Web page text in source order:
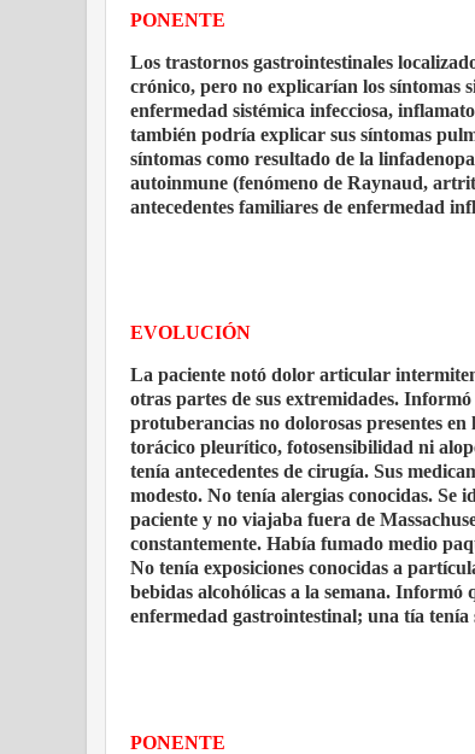
PONENTE
Los trastornos gastrointestinales
crónico, pero no explicarían los síntomas
enfermedad sistémica infecciosa,
también podría explicar sus síntomas
síntomas como resultado de la
autoinmune (fenómeno de Raynaud,
antecedentes familiares de enfermedad
EVOLUCIÓN
La paciente notó dolor articular
otras partes de sus extremidades.
protuberancias no dolorosas presentes en
torácico pleurítico, fotosensibilidad ni
tenía antecedentes de cirugía. Sus
modesto. No tenía alergias conocidas. Se
paciente y no viajaba fuera de
constantemente. Había fumado medio
No tenía exposiciones conocidas a
bebidas alcohólicas a la semana. Informó
enfermedad gastrointestinal; una tía tenía
PONENTE